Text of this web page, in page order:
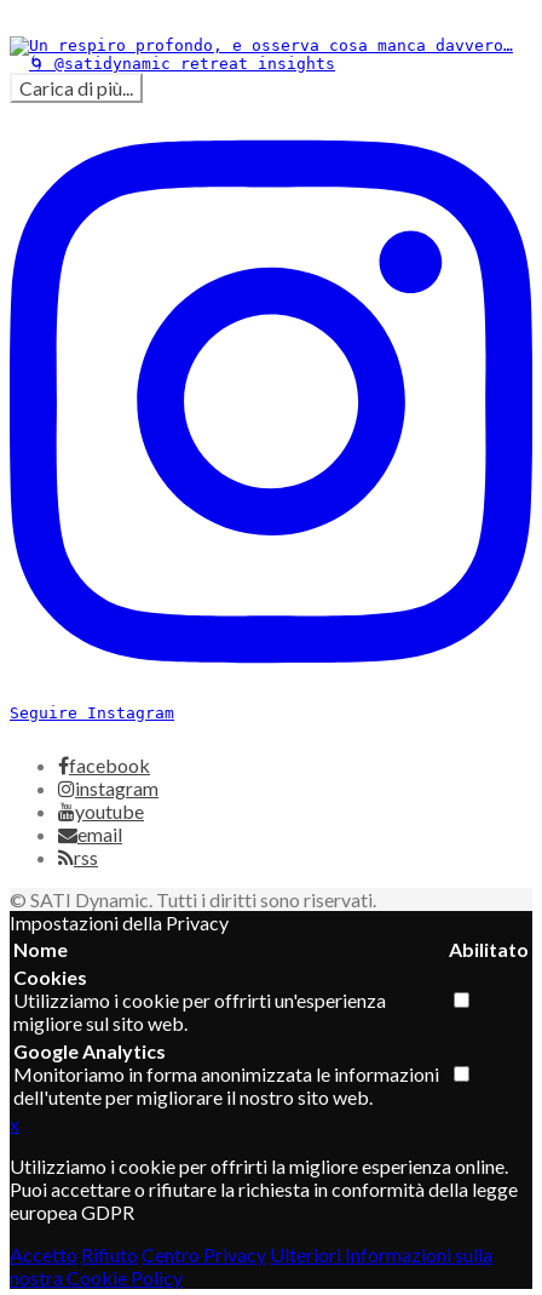
Carica di più...
Seguire Instagram
facebook
instagram
youtube
email
rss
© SATI Dynamic. Tutti i diritti sono riservati.
Impostazioni della Privacy
Nome
Abilitato
Cookies
Utilizziamo i cookie per offrirti un'esperienza
migliore sul sito web.
Google Analytics
Monitoriamo in forma anonimizzata le informazioni
dell'utente per migliorare il nostro sito web.
x
Utilizziamo i cookie per offrirti la migliore esperienza online.
Puoi accettare o rifiutare la richiesta in conformità della legge
europea GDPR
Accetto Rifiuto Centro Privacy Ulteriori Informazioni sulla
nostra Cookie Policy